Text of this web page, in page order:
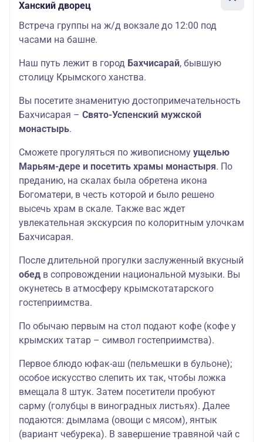
Ханский дворец
Встреча группы на ж/д вокзале до 12:00 под
часами на башне.
Наш путь лежит в город Бахчисарай, бывшую
столицу Крымского ханства.
Вы посетите знаменитую достопримечательность
Бахчисарая – Свято-Успенский мужской
монастырь.
Сможете прогуляться по живописному ущелью
Марьям-дере и посетить храмы монастыря. По
преданию, на скалах была обретена икона
Богоматери, в честь которой и было решено
высечь храм в скале. Также вас ждет
увлекательная экскурсия по колоритным улочкам
Бахчисарая.
После длительной прогулки заслуженный вкусный
обед в сопровождении национальной музыки. Вы
окунетесь в атмосферу крымскотатарского
гостеприимства.
По обычаю первым на стол подают кофе (кофе у
крымских татар – символ гостеприимства).
Первое блюдо юфак-аш (пельмешки в бульоне);
особое искусство слепить их так, чтобы ложка
вмещала 8 штук. Затем посетители пробуют
сарму (голубцы в виноградных листьях). Далее
подаются: дымлама (овощи с мясом), янтык
(вариант чебурека). В завершение травяной чай с